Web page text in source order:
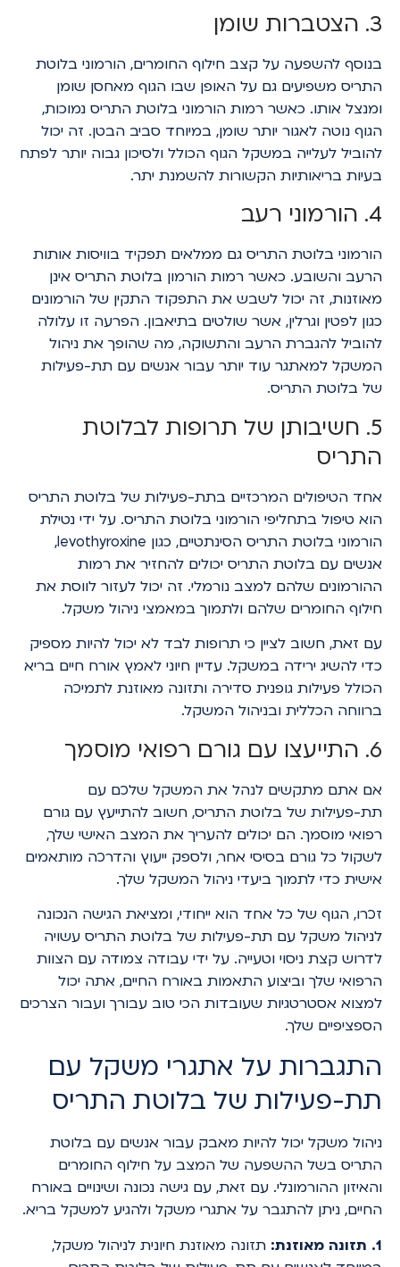
3. הצטברות שומן
בנוסף להשפעה על קצב חילוף החומרים, הורמוני בלוטת
התריס משפיעים גם על האופן שבו הגוף מאחסן שומן
ומנצל אותו. כאשר רמות הורמוני בלוטת התריס נמוכות,
הגוף נוטה לאגור יותר שומן, במיוחד סביב הבטן. זה יכול
להוביל לעלייה במשקל הגוף הכולל ולסיכון גבוה יותר לפתח
בעיות בריאותיות הקשורות להשמנת יתר.
4. הורמוני רעב
הורמוני בלוטת התריס גם ממלאים תפקיד בוויסות אותות
הרעב והשובע. כאשר רמות הורמון בלוטת התריס אינן
מאוזנות, זה יכול לשבש את התפקוד התקין של הורמונים
כגון לפטין וגרלין, אשר שולטים בתיאבון. הפרעה זו עלולה
להוביל להגברת הרעב והתשוקה, מה שהופך את ניהול
המשקל למאתגר עוד יותר עבור אנשים עם תת-פעילות
של בלוטת התריס.
5. חשיבותן של תרופות לבלוטת
התריס
אחד הטיפולים המרכזיים בתת-פעילות של בלוטת התריס
הוא טיפול בתחליפי הורמוני בלוטת התריס. על ידי נטילת
הורמוני בלוטת התריס הסינתטיים, כגון levothyroxine,
אנשים עם בלוטת התריס יכולים להחזיר את רמות
ההורמונים שלהם למצב נורמלי. זה יכול לעזור לווסת את
חילוף החומרים שלהם ולתמוך במאמצי ניהול משקל.
עם זאת, חשוב לציין כי תרופות לבד לא יכול להיות מספיק
כדי להשיג ירידה במשקל. עדיין חיוני לאמץ אורח חיים בריא
הכולל פעילות גופנית סדירה ותזונה מאוזנת לתמיכה
ברווחה הכללית ובניהול המשקל.
6. התייעצו עם גורם רפואי מוסמך
אם אתם מתקשים לנהל את המשקל שלכם עם
תת-פעילות של בלוטת התריס, חשוב להתייעץ עם גורם
רפואי מוסמך. הם יכולים להעריך את המצב האישי שלך,
לשקול כל גורם בסיסי אחר, ולספק ייעוץ והדרכה מותאמים
אישית כדי לתמוך ביעדי ניהול המשקל שלך.
זכרו, הגוף של כל אחד הוא ייחודי, ומציאת הגישה הנכונה
לניהול משקל עם תת-פעילות של בלוטת התריס עשויה
לדרוש קצת ניסוי וטעייה. על ידי עבודה צמודה עם הצוות
הרפואי שלך וביצוע התאמות באורח החיים, אתה יכול
למצוא אסטרטגיות שעובדות הכי טוב עבורך ועבור הצרכים
הספציפיים שלך.
התגברות על אתגרי משקל עם
תת-פעילות של בלוטת התריס
ניהול משקל יכול להיות מאבק עבור אנשים עם בלוטת
התריס בשל ההשפעה של המצב על חילוף החומרים
והאיזון ההורמונלי. עם זאת, עם גישה נכונה ושינויים באורח
החיים, ניתן להתגבר על אתגרי משקל ולהגיע למשקל בריא.
1. תזונה מאוזנת:
תזונה מאוזנת חיונית לניהול משקל,